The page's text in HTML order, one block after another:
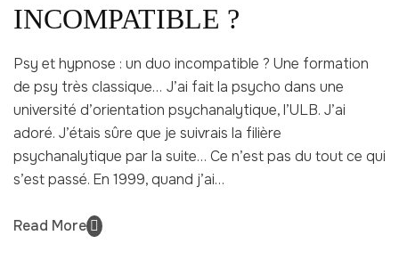
INCOMPATIBLE ?
Psy et hypnose : un duo incompatible ? Une formation
de psy très classique… J’ai fait la psycho dans une
université d’orientation psychanalytique, l’ULB. J’ai
adoré. J’étais sûre que je suivrais la filière
psychanalytique par la suite… Ce n’est pas du tout ce qui
s’est passé. En 1999, quand j’ai…
Read More